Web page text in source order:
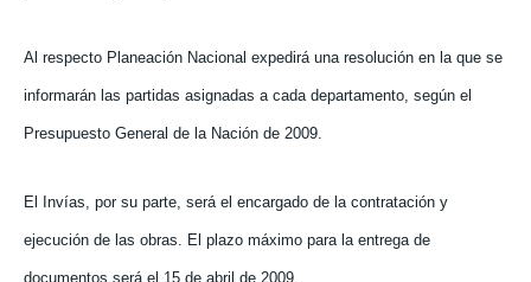
Al respecto Planeación Nacional expedirá una resolución en la que se
informarán las partidas asignadas a cada departamento, según el
Presupuesto General de la Nación de 2009.
El Invías, por su parte, será el encargado de la contratación y
ejecución de las obras. El plazo máximo para la entrega de
documentos será el 15 de abril de 2009.